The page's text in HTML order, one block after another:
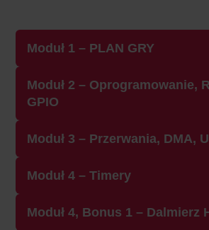
Moduł 1 – PLAN GRY
Moduł 2 – Oprogramowanie,
GPIO
Moduł 3 – Przerwania, DMA,
Moduł 4 – Timery
Moduł 4, Bonus 1 – Dalmierz